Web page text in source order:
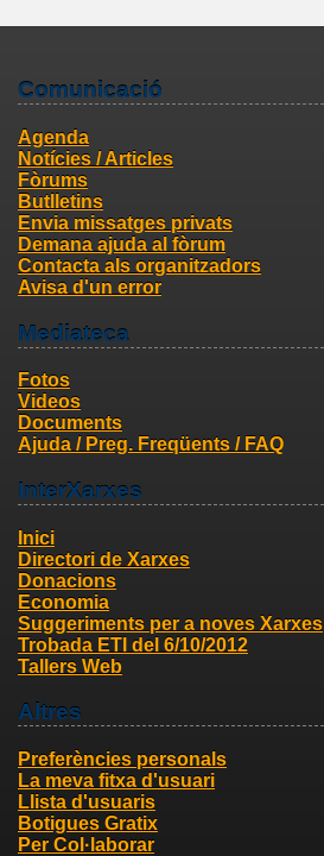
Comunicació
Agenda
Notícies / Articles
Fòrums
Butlletins
Envia missatges privats
Demana ajuda al fòrum
Contacta als organitzadors
Avisa d'un error
Mediateca
Fotos
Videos
Documents
Ajuda / Preg. Freqüents / FAQ
InterXarxes
Inici
Directori de Xarxes
Donacions
Economia
Suggeriments per a noves Xarxes
Trobada ETI del 6/10/2012
Tallers Web
Altres
Preferències personals
La meva fitxa d'usuari
Llista d'usuaris
Botigues Gratix
Per Col·laborar